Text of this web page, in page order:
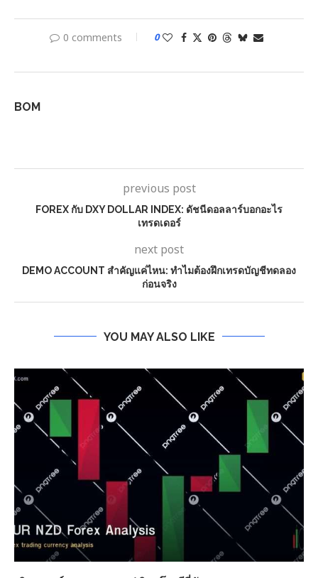
0 comments 0
BOM
previous post
FOREX กับ DXY DOLLAR INDEX: ดัชนีดอลลาร์บอกอะไร
เทรดเดอร์
next post
DEMO ACCOUNT สำคัญแค่ไหน: ทำไมต้องฝึกเทรดบัญชีทดลอง
ก่อนจริง
YOU MAY ALSO LIKE